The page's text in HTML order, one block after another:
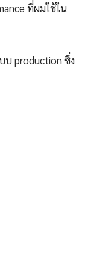
ที่ผมใช้ใน
บ production ซึ่ง